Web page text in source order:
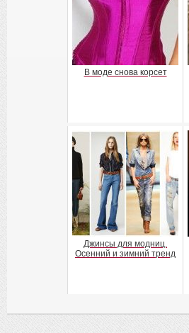
В моде снова корсет
Джинсы для модниц.
Осенний и зимний тренд